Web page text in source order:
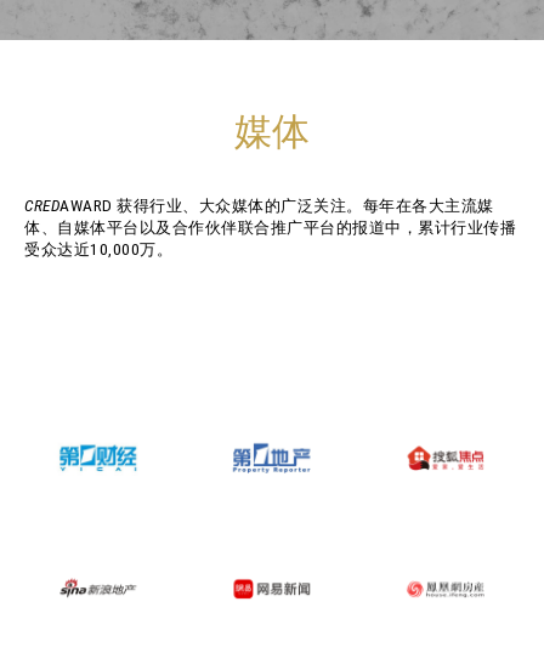
媒体
CREDAWARD 获得行业、大众媒体的广泛关注。每年在各大主流媒
体、自媒体平台以及合作伙伴联合推广平台的报道中，累计行业传播
受众达近10,000万。